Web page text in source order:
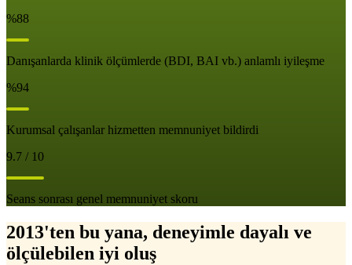
%88
Danışanlarda klinik ölçümlerde (BDI, BAI vb.) anlamlı iyileşme
%94
Kurumsal çalışanlar hizmetten memnuniyet bildirdi
9.7 / 10
Seans sonrası genel memnuniyet skoru
2013'ten bu yana, deneyimle dayalı ve
ölçülebilen iyi oluş